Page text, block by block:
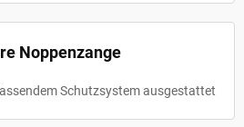
Noppenzange
Schutzsystem ausgestattet